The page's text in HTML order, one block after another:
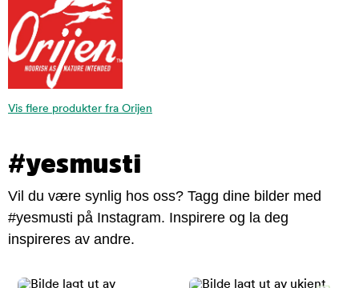
Vis flere produkter fra Orijen
#yesmusti
Vil du være synlig hos oss? Tagg dine bilder med
#yesmusti på Instagram. Inspirere og la deg
inspireres av andre.